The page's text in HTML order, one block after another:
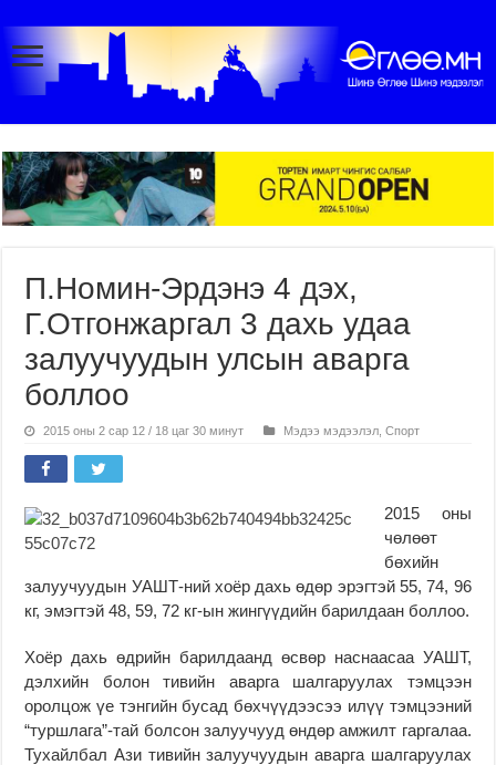
П.Номин-Эрдэнэ 4 дэх,
Г.Отгонжаргал 3 дахь удаа
залуучуудын улсын аварга
боллоо
2015 оны 2 сар 12 / 18 цаг 30 минут Мэдээ мэдээлэл ,Спорт
2015 оны
чөлөөт
бөхийн
залуучуудын УАШТ-ний хоёр дахь өдөр эрэгтэй 55, 74, 96
кг, эмэгтэй 48, 59, 72 кг-ын жингүүдийн барилдаан боллоо.
Хоёр дахь өдрийн барилдаанд өсвөр наснаасаа УАШТ,
дэлхийн болон тивийн аварга шалгаруулах тэмцээн
оролцож үе тэнгийн бусад бөхчүүдээсээ илүү тэмцээний
“туршлага”-тай болсон залуучууд өндөр амжилт гаргалаа.
Тухайлбал Ази тивийн залуучуудын аварга шалгаруулах